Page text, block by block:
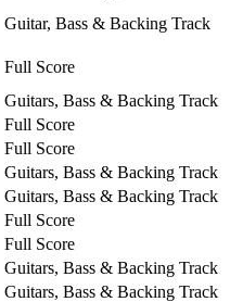
Guitar, Bass & Backing Track
Full Score
Guitars, Bass & Backing Track
Full Score
Full Score
Guitars, Bass & Backing Track
Guitars, Bass & Backing Track
Full Score
Full Score
Guitars, Bass & Backing Track
Guitars, Bass & Backing Track